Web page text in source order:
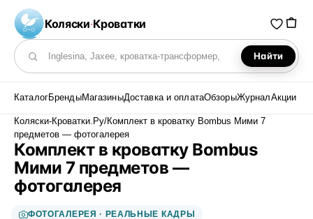
Коляски·Кроватки
Поиск по каталогу
Найти
КаталогБрендыМагазиныДоставка и оплатаОбзорыЖурналАкции
Коляски-Кроватки.Ру/Комплект в кроватку Bombus Мими 7
предметов — фотогалерея
Комплект в кроватку Bombus
Мими 7 предметов —
фотогалерея
ФОТОГАЛЕРЕЯ · РЕАЛЬНЫЕ КАДРЫ